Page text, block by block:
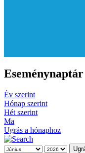
Eseménynaptár
Év szerint
Hónap szerint
Hét szerint
Ma
Ugrás a hónaphoz